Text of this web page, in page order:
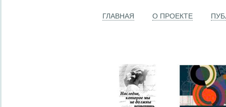
ГЛАВНАЯ О ПРОЕКТЕ